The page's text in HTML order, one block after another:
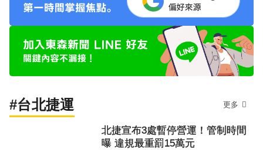
#台北捷運 更多
北捷宣布3處暫停營運！管制時間
曝 違規最重罰15萬元